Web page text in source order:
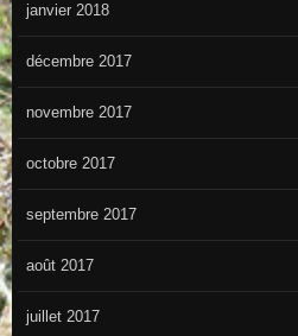
janvier 2018
décembre 2017
novembre 2017
octobre 2017
septembre 2017
août 2017
juillet 2017